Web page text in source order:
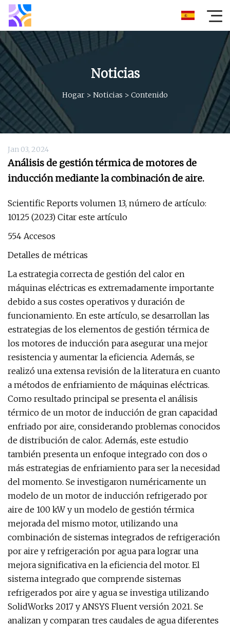
Noticias
Hogar > Noticias > Contenido
Jan 03, 2024
Análisis de gestión térmica de motores de
inducción mediante la combinación de aire.
Scientific Reports volumen 13, número de artículo:
10125 (2023) Citar este artículo
554 Accesos
Detalles de métricas
La estrategia correcta de gestión del calor en
máquinas eléctricas es extremadamente importante
debido a sus costes operativos y duración de
funcionamiento. En este artículo, se desarrollan las
estrategias de los elementos de gestión térmica de
los motores de inducción para asegurar una mejor
resistencia y aumentar la eficiencia. Además, se
realizó una extensa revisión de la literatura en cuanto
a métodos de enfriamiento de máquinas eléctricas.
Como resultado principal se presenta el análisis
térmico de un motor de inducción de gran capacidad
enfriado por aire, considerando problemas conocidos
de distribución de calor. Además, este estudio
también presenta un enfoque integrado con dos o
más estrategias de enfriamiento para ser la necesidad
del momento. Se investigaron numéricamente un
modelo de un motor de inducción refrigerado por
aire de 100 kW y un modelo de gestión térmica
mejorada del mismo motor, utilizando una
combinación de sistemas integrados de refrigeración
por aire y refrigeración por agua para lograr una
mejora significativa en la eficiencia del motor. El
sistema integrado que comprende sistemas
refrigerados por aire y agua se investiga utilizando
SolidWorks 2017 y ANSYS Fluent versión 2021. Se
analizan y comparan tres caudales de agua diferentes